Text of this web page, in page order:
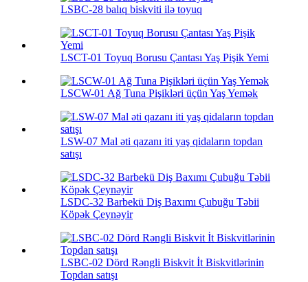
LSBC-28 balıq biskviti ilə toyuq
LSCT-01 Toyuq Borusu Çantası Yaş Pişik Yemi
LSCW-01 Ağ Tuna Pişikləri üçün Yaş Yemək
LSW-07 Mal əti qazanı iti yaş qidaların topdan
satışı
LSDC-32 Barbekü Diş Baxımı Çubuğu Təbii
Köpək Çeynəyir
LSBC-02 Dörd Rəngli Biskvit İt Biskvitlərinin
Topdan satışı